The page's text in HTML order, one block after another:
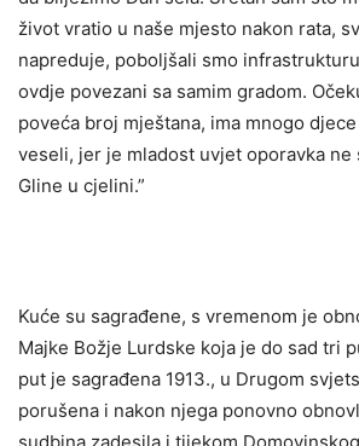
život vratio u naše mjesto nakon rata,
napreduje, poboljšali smo
ovdje povezani sa samim gradom.
poveća broj mještana, ima mnogo
veseli, jer je mladost uvjet oporavka ne
Gline u cjelini.”
Kuće su sagrađene, s vremenom je
Majke Božje Lurdske koja je do sad tri
put je sagrađena 1913., u Drugom
porušena i nakon njega ponovno